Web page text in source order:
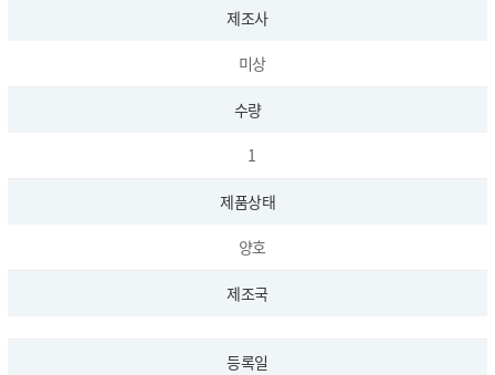
제조사
미상
수량
1
제품상태
양호
제조국
등록일